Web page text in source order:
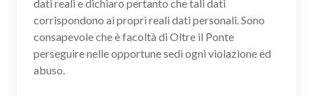
dati reali e dichiaro pertanto che tali dati
corrispondono ai propri reali dati personali. Sono
consapevole che è facoltà di Oltre il Ponte
perseguire nelle opportune sedi ogni violazione ed
abuso.